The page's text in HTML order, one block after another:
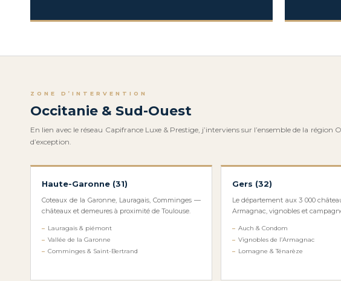
ZONE D’INTERVENTION
Occitanie & Sud-Ouest
En lien avec le réseau Capifrance Luxe & Prestige, j’interviens sur l’ensemble de la région
d’exception.
Haute-Garonne (31)
Coteaux de la Garonne, Lauragais, Comminges —
châteaux et demeures à proximité de Toulouse.
Lauragais & piémont
Vallée de la Garonne
Comminges & Saint-Bertrand
Gers (32)
Le département aux 3 000
Armagnac, vignobles et
Auch & Condom
Vignobles de l’Armagnac
Lomagne & Ténarèze